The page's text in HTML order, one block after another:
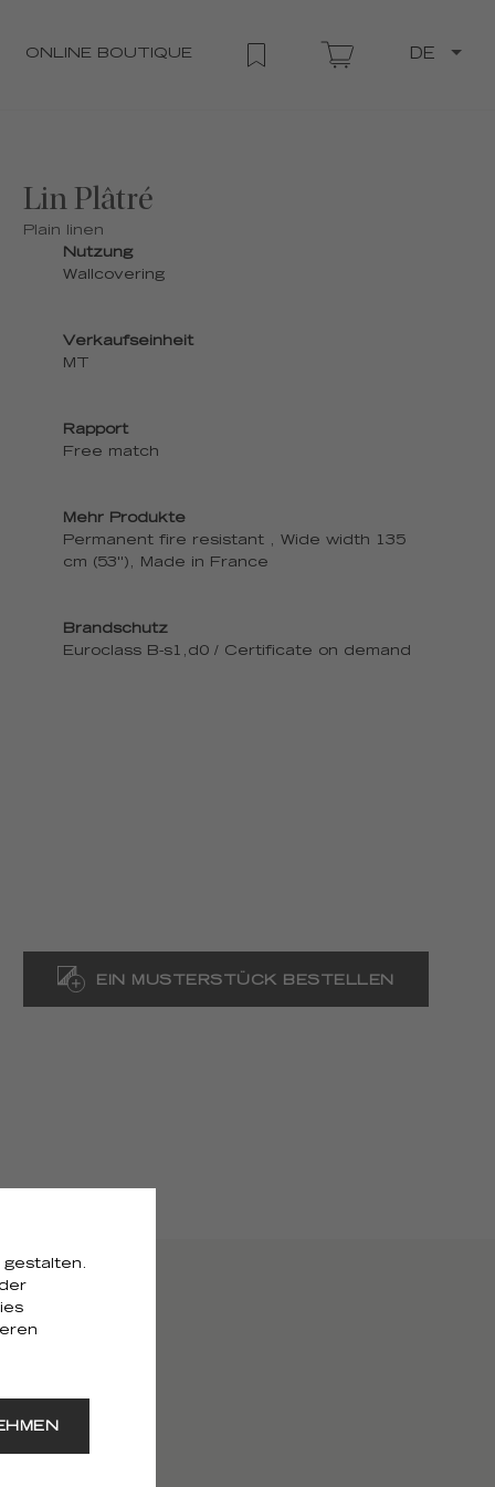
ONLINE BOUTIQUE DE
Lin Plâtré
Plain linen
Nutzung
Wallcovering
Verkaufseinheit
MT
Rapport
Free match
Mehr Produkte
Permanent fire resistant , Wide width 135
cm (53''), Made in France
Brandschutz
Euroclass B-s1,d0 / Certificate on demand
EIN MUSTERSTÜCK BESTELLEN
gestalten.